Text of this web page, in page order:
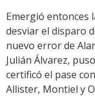
Emergió entonces
desviar el disparo
nuevo error de
Julián Álvarez,
certificó el pase
Allister, Montiel y